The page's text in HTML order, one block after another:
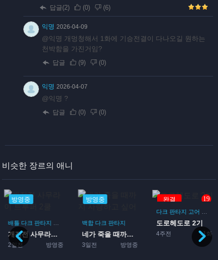
답글(2) (0) (6)
익명 2026-04-09
@익명 개멍청해서 1화에 기승전결이 다나오길 원하는
천박함을 가진거임?
답글 (9) (0)
익명 2026-04-07
@익명 ?
답글 (0) (0)
비슷한 장르의 애니
방영중
배틀 다크 판타지 갑옷물 아포칼립스물
개진전 사무라이 트루퍼 2쿨
2일전 방영중
방영중
백합 다크 판타지
네가 죽을 때까지 사랑하고...
3일전 방영중
완결 19
다크 판타지 고어
도로헤도로 2기
4주전 11화